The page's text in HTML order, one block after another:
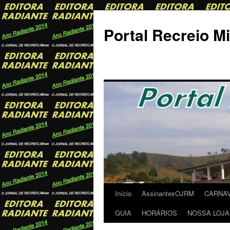
Portal Recreio
Pular
para
Início AssinantesOJRM
GUIA
HORÁRIOS NOSSA LOJA